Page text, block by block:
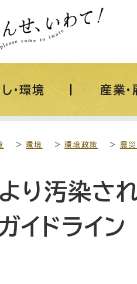
・環境 産業・
>環境 >環境政策 > 震
り汚染さ
イドライン